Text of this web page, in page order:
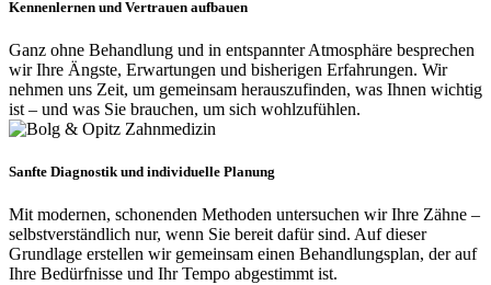
Kennenlernen und Vertrauen aufbauen
Ganz ohne Behandlung und in entspannter Atmosphäre besprechen
wir Ihre Ängste, Erwartungen und bisherigen Erfahrungen. Wir
nehmen uns Zeit, um gemeinsam herauszufinden, was Ihnen wichtig
ist – und was Sie brauchen, um sich wohlzufühlen.
Sanfte Diagnostik und individuelle Planung
Mit modernen, schonenden Methoden untersuchen wir Ihre Zähne –
selbstverständlich nur, wenn Sie bereit dafür sind. Auf dieser
Grundlage erstellen wir gemeinsam einen Behandlungsplan, der auf
Ihre Bedürfnisse und Ihr Tempo abgestimmt ist.